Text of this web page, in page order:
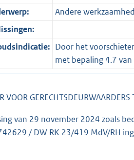
Andere
Door het
met bepaling 4.7
VOOR
van 29 november 2024 zoals
/ DW RK 23/419 MdV/RH